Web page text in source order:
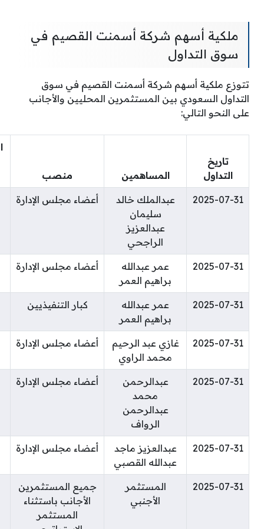
ملكية أسهم شركة أسمنت القصيم في
سوق التداول
تتوزع ملكية أسهم شركة أسمنت القصيم في سوق
التداول السعودي بين المستثمرين المحليين والأجانب
على النحو التالي:
تاريخ
التداول
المساهمين منصب
2025-07-31
عبدالملك خالد
سليمان
عبدالعزيز
الراجحي
أعضاء مجلس الإدارة
2025-07-31
عمر عبدالله
براهيم العمر
أعضاء مجلس الإدارة
2025-07-31
عمر عبدالله
براهيم العمر
كبار التنفيذيين
2025-07-31
غازي عبد الرحيم
محمد الراوي
أعضاء مجلس الإدارة
2025-07-31
عبدالرحمن
محمد
عبدالرحمن
الرواف
أعضاء مجلس الإدارة
2025-07-31
عبدالعزيز ماجد
عبدالله القصبي
أعضاء مجلس الإدارة
2025-07-31
المستثمر
الأجنبي
جميع المستثمرين
الأجانب باستثناء
المستثمر